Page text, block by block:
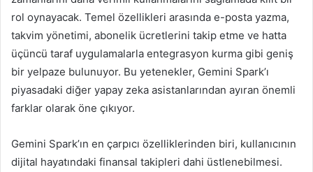
rol oynayacak. Temel özellikleri arasında e-posta yazma,
takvim yönetimi, abonelik ücretlerini takip etme ve hatta
üçüncü taraf uygulamalarla entegrasyon kurma gibi geniş
bir yelpaze bulunuyor. Bu yetenekler, Gemini Spark’ı
piyasadaki diğer yapay zeka asistanlarından ayıran önemli
farklar olarak öne çıkıyor.
Gemini Spark’ın en çarpıcı özelliklerinden biri, kullanıcının
dijital hayatındaki finansal takipleri dahi üstlenebilmesi.